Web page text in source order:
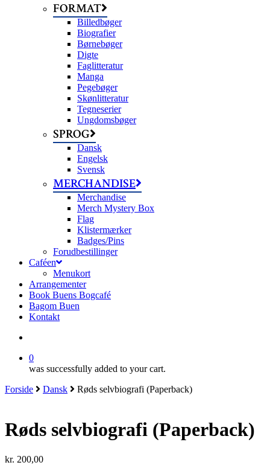
FORMAT
Billedbøger
Biografier
Børnebøger
Digte
Faglitteratur
Manga
Pegebøger
Skønlitteratur
Tegneserier
Ungdomsbøger
SPROG
Dansk
Engelsk
Svensk
MERCHANDISE
Merchandise
Merch Mystery Box
Flag
Klistermærker
Badges/Pins
Forudbestillinger
Caféen
Menukort
Arrangementer
Book Buens Bogcafé
Bagom Buen
Kontakt
0
was successfully added to your cart.
Forside
Dansk Røds selvbiografi (Paperback)
Røds selvbiografi (Paperback)
kr. 200,00